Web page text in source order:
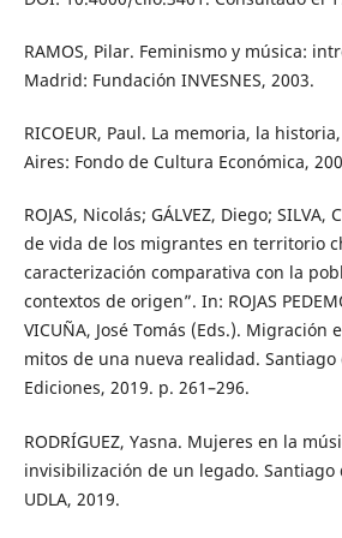
RAMOS, Pilar. Feminismo y música:
Madrid: Fundación INVESNES, 2003.
RICOEUR, Paul. La memoria, la
Aires: Fondo de Cultura Económica,
ROJAS, Nicolás; GÁLVEZ, Diego;
de vida de los migrantes en territorio
caracterización comparativa con la
contextos de origen”. In: ROJAS
VICUÑA, José Tomás (Eds.). Migración
mitos de una nueva realidad. Santiago
Ediciones, 2019. p. 261–296.
RODRÍGUEZ, Yasna. Mujeres en la
invisibilización de un legado. Santiago
UDLA, 2019.